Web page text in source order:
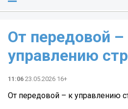
От передовой –
управлению
11:06 23.05.2026 16+
От передовой – к управлению